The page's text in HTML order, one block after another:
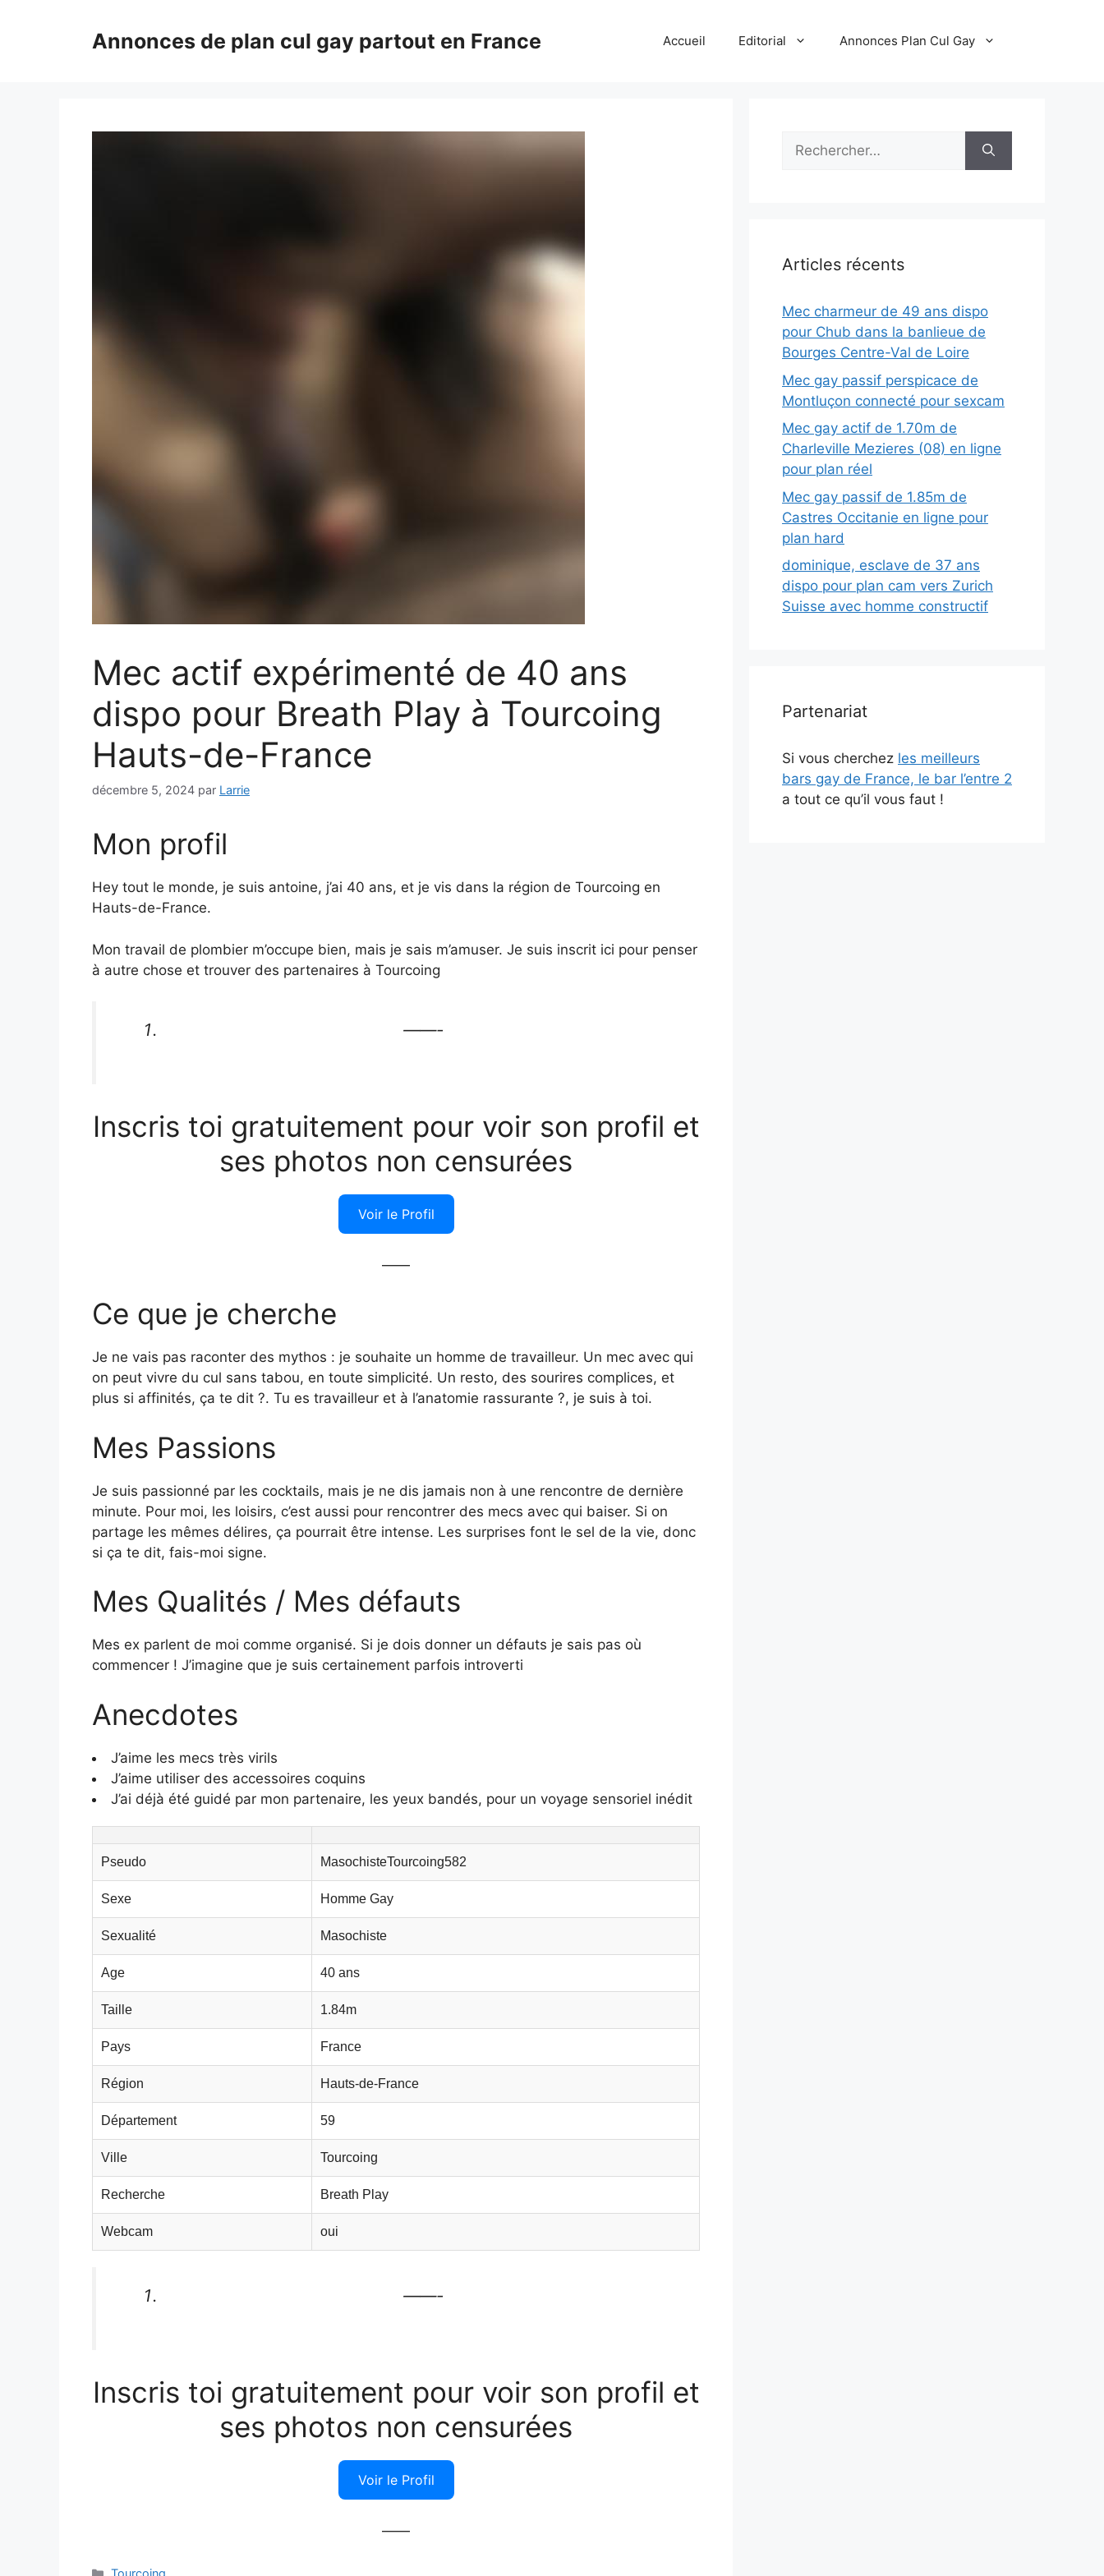
Annonces de plan cul gay partout en France Accueil Editorial Annonces Plan Cul Gay
Mec actif expérimenté de 40 ans
dispo pour Breath Play à Tourcoing
Hauts-de-France
décembre 5, 2024 par Larrie
Mon profil
Hey tout le monde, je suis antoine, j’ai 40 ans, et je vis dans la région de Tourcoing en
Hauts-de-France.
Mon travail de plombier m’occupe bien, mais je sais m’amuser. Je suis inscrit ici pour penser
à autre chose et trouver des partenaires à Tourcoing
——-
Inscris toi gratuitement pour voir son profil et
ses photos non censurées
Voir le Profil
——
Ce que je cherche
Je ne vais pas raconter des mythos : je souhaite un homme de travailleur. Un mec avec qui
on peut vivre du cul sans tabou, en toute simplicité. Un resto, des sourires complices, et
plus si affinités, ça te dit ?. Tu es travailleur et à l’anatomie rassurante ?, je suis à toi.
Mes Passions
Je suis passionné par les cocktails, mais je ne dis jamais non à une rencontre de dernière
minute. Pour moi, les loisirs, c’est aussi pour rencontrer des mecs avec qui baiser. Si on
partage les mêmes délires, ça pourrait être intense. Les surprises font le sel de la vie, donc
si ça te dit, fais-moi signe.
Mes Qualités / Mes défauts
Mes ex parlent de moi comme organisé. Si je dois donner un défauts je sais pas où
commencer ! J’imagine que je suis certainement parfois introverti
Anecdotes
J’aime les mecs très virils
J’aime utiliser des accessoires coquins
J’ai déjà été guidé par mon partenaire, les yeux bandés, pour un voyage sensoriel inédit
Pseudo MasochisteTourcoing582
Sexe Homme Gay
Sexualité Masochiste
Age 40 ans
Taille 1.84m
Pays France
Région Hauts-de-France
Département 59
Ville Tourcoing
Recherche Breath Play
Webcam oui
——-
Inscris toi gratuitement pour voir son profil et
ses photos non censurées
Voir le Profil
——
Catégories
Rechercher :
Articles récents
Mec charmeur de 49 ans dispo
pour Chub dans la banlieue de
Bourges Centre-Val de Loire
Mec gay passif perspicace de
Montluçon connecté pour sexcam
Mec gay actif de 1.70m de
Charleville Mezieres (08) en ligne
pour plan réel
Mec gay passif de 1.85m de
Castres Occitanie en ligne pour
plan hard
dominique, esclave de 37 ans
dispo pour plan cam vers Zurich
Suisse avec homme constructif
Partenariat
Si vous cherchez les meilleurs
bars gay de France, le bar l’entre 2
a tout ce qu’il vous faut !